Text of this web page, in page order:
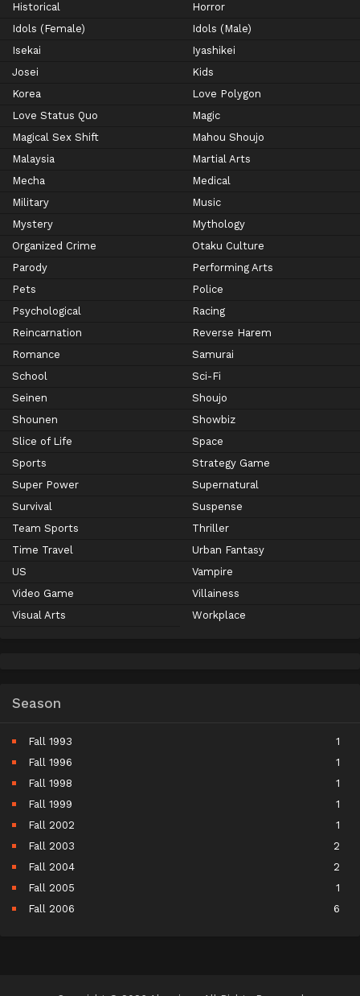
Historical
Horror
Idols (Female)
Idols (Male)
Isekai
Iyashikei
Josei
Kids
Korea
Love Polygon
Love Status Quo
Magic
Magical Sex Shift
Mahou Shoujo
Malaysia
Martial Arts
Mecha
Medical
Military
Music
Mystery
Mythology
Organized Crime
Otaku Culture
Parody
Performing Arts
Pets
Police
Psychological
Racing
Reincarnation
Reverse Harem
Romance
Samurai
School
Sci-Fi
Seinen
Shoujo
Shounen
Showbiz
Slice of Life
Space
Sports
Strategy Game
Super Power
Supernatural
Survival
Suspense
Team Sports
Thriller
Time Travel
Urban Fantasy
US
Vampire
Video Game
Villainess
Visual Arts
Workplace
Season
Fall 1993
1
Fall 1996
1
Fall 1998
1
Fall 1999
1
Fall 2002
1
Fall 2003
2
Fall 2004
2
Fall 2005
1
Fall 2006
6
Fall 2010